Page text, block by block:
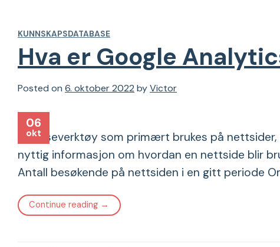
KUNNSKAPSDATABASE
Hva er Google
Posted on 6. oktober 2022 byVictor
06
okt
analyseverktøy som primært brukes på
nyttig informasjon om hvordan en nettside blir
Antall besøkende på nettsiden i en gitt periode
Continue reading →